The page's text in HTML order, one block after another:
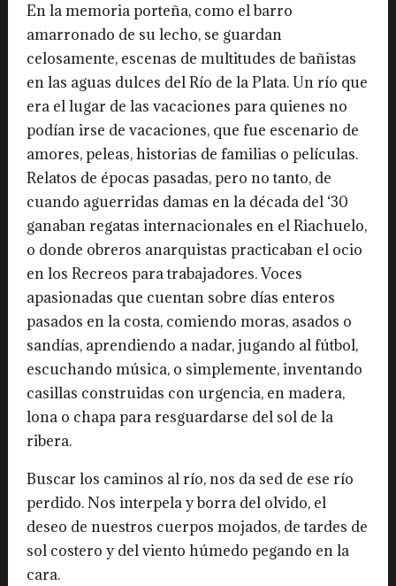
En la memoria porteña, como el barro
amarronado de su lecho, se guardan
celosamente, escenas de multitudes de bañistas
en las aguas dulces del Río de la Plata. Un río que
era el lugar de las vacaciones para quienes no
podían irse de vacaciones, que fue escenario de
amores, peleas, historias de familias o películas.
Relatos de épocas pasadas, pero no tanto, de
cuando aguerridas damas en la década del ‘30
ganaban regatas internacionales en el Riachuelo,
o donde obreros anarquistas practicaban el ocio
en los Recreos para trabajadores. Voces
apasionadas que cuentan sobre días enteros
pasados en la costa, comiendo moras, asados o
sandías, aprendiendo a nadar, jugando al fútbol,
escuchando música, o simplemente, inventando
casillas construidas con urgencia, en madera,
lona o chapa para resguardarse del sol de la
ribera.
Buscar los caminos al río, nos da sed de ese río
perdido. Nos interpela y borra del olvido, el
deseo de nuestros cuerpos mojados, de tardes de
sol costero y del viento húmedo pegando en la
cara.